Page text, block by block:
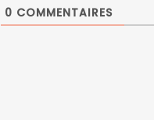
0 COMMENTAIRES